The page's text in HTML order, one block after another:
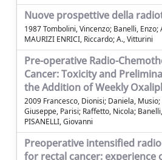
Nuove prospettive della
1987 Tombolini, Vincenzo; Banelli, Enzo;
MAURIZI ENRICI, Riccardo; A., Vitturini
Pre-operative Radio-
Cancer: Toxicity and
the Addition of Weekly
2009 Francesco, Dionisi; Daniela, Musio;
Giuseppe, Parisi; Raffetto, Nicola;
PISANELLI, Giovanni
Preoperative intensified
for rectal cancer: experience